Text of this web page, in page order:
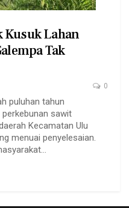
Kusuk Lahan
Tak
0
puluhan tahun
sawit
Kecamatan Ulu
menuai penyelesaian.